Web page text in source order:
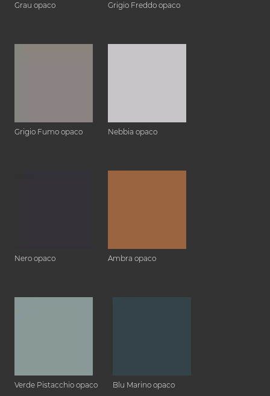
Grau opaco Grigio Freddo opaco
Grigio Fumo opaco Nebbia opaco
Nero opaco Ambra opaco
Verde Pistacchio opaco Blu Marino opaco